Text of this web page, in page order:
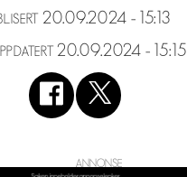
20.09.2024 - 15:13
20.09.2024 - 15:15